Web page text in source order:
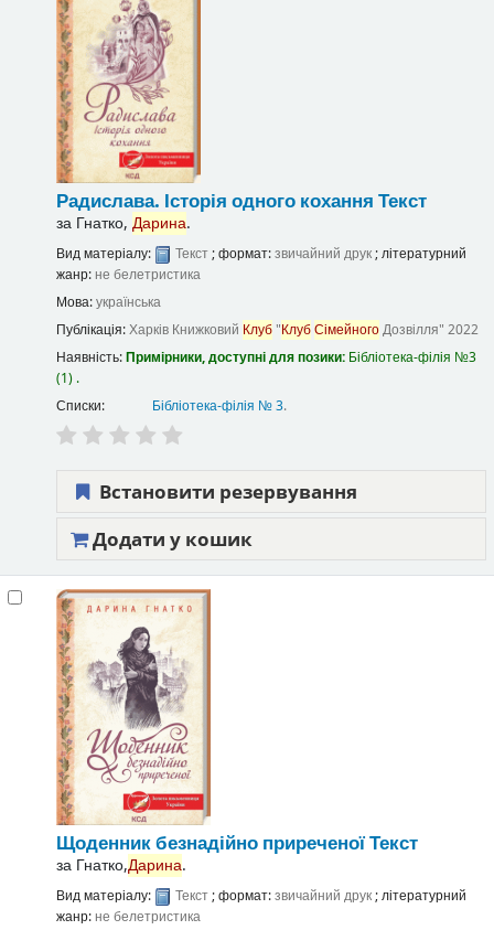
Радислава. Історія одного кохання Текст
за Гнатко, Дарина.
Вид матеріалу: Текст; формат:звичайний друк; літературний
жанр: не белетристика
Мова:українська
Публікація:Харків Книжковий Клуб"КлубСімейногоДозвілля" 2022
Наявність:Примірники, доступні для позики: Бібліотека-філія №3
(1) .
Списки:
Бібліотека-філія № 3.
Встановити резервування
Додати у кошик
Щоденник безнадійно приреченоїТекст
за Гнатко,Дарина.
Вид матеріалу: Текст; формат:звичайний друк; літературний
жанр:не белетристика